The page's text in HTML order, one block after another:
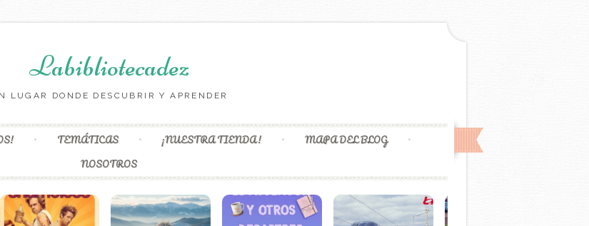
Labibliotecadez
LUGAR DONDE DESCUBRIR Y APRENDER
TEMÁTICAS ¡NUESTRA TIENDA!
MAPA DEL BLOG
NOSOTROS